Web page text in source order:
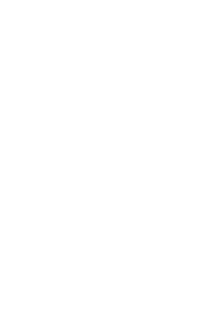
Thể thao và Du lịch Lâm Đồng.
Du lịch Lâm Đồng
Trung tâm Hành chính tỉnh Lâm
Xuân Hương - Đà Lạt, tỉnh
3.916.961